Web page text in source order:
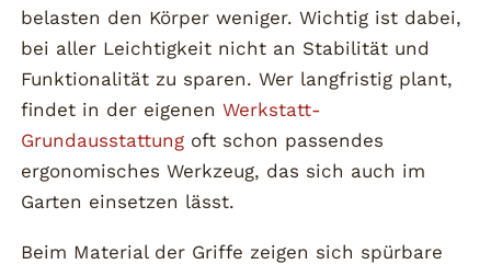
belasten den Körper weniger. Wichtig ist dabei,
bei aller Leichtigkeit nicht an Stabilität und
Funktionalität zu sparen. Wer langfristig plant,
findet in der eigenenWerkstatt-
Grundausstattung oft schon passendes
ergonomisches Werkzeug, das sich auch im
Garten einsetzen lässt.
Beim Material der Griffe zeigen sich spürbare